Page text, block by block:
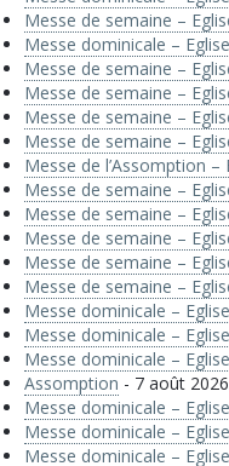
Messe de semaine –
Messe dominicale –
Messe de semaine –
Messe de semaine –
Messe de semaine –
Messe de semaine –
Messe de l’Assomption –
Messe de semaine –
Messe de semaine –
Messe de semaine –
Messe de semaine –
Messe de semaine –
Messe dominicale –
Messe dominicale –
Messe dominicale –
Assomption - 7 août 2026
Messe dominicale –
Messe dominicale –
Messe dominicale –